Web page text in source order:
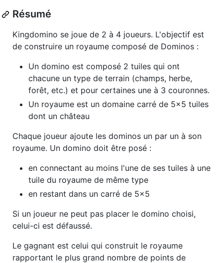
Résumé
Kingdomino se joue de 2 à 4 joueurs. L'objectif est
de construire un royaume composé de Dominos :
Un domino est composé 2 tuiles qui ont
chacune un type de terrain (champs, herbe,
forêt, etc.) et pour certaines une à 3 couronnes.
Un royaume est un domaine carré de 5x5 tuiles
dont un château
Chaque joueur ajoute les dominos un par un à son
royaume. Un domino doit être posé :
en connectant au moins l'une de ses tuiles à une
tuile du royaume de même type
en restant dans un carré de 5x5
Si un joueur ne peut pas placer le domino choisi,
celui-ci est défaussé.
Le gagnant est celui qui construit le royaume
rapportant le plus grand nombre de points de